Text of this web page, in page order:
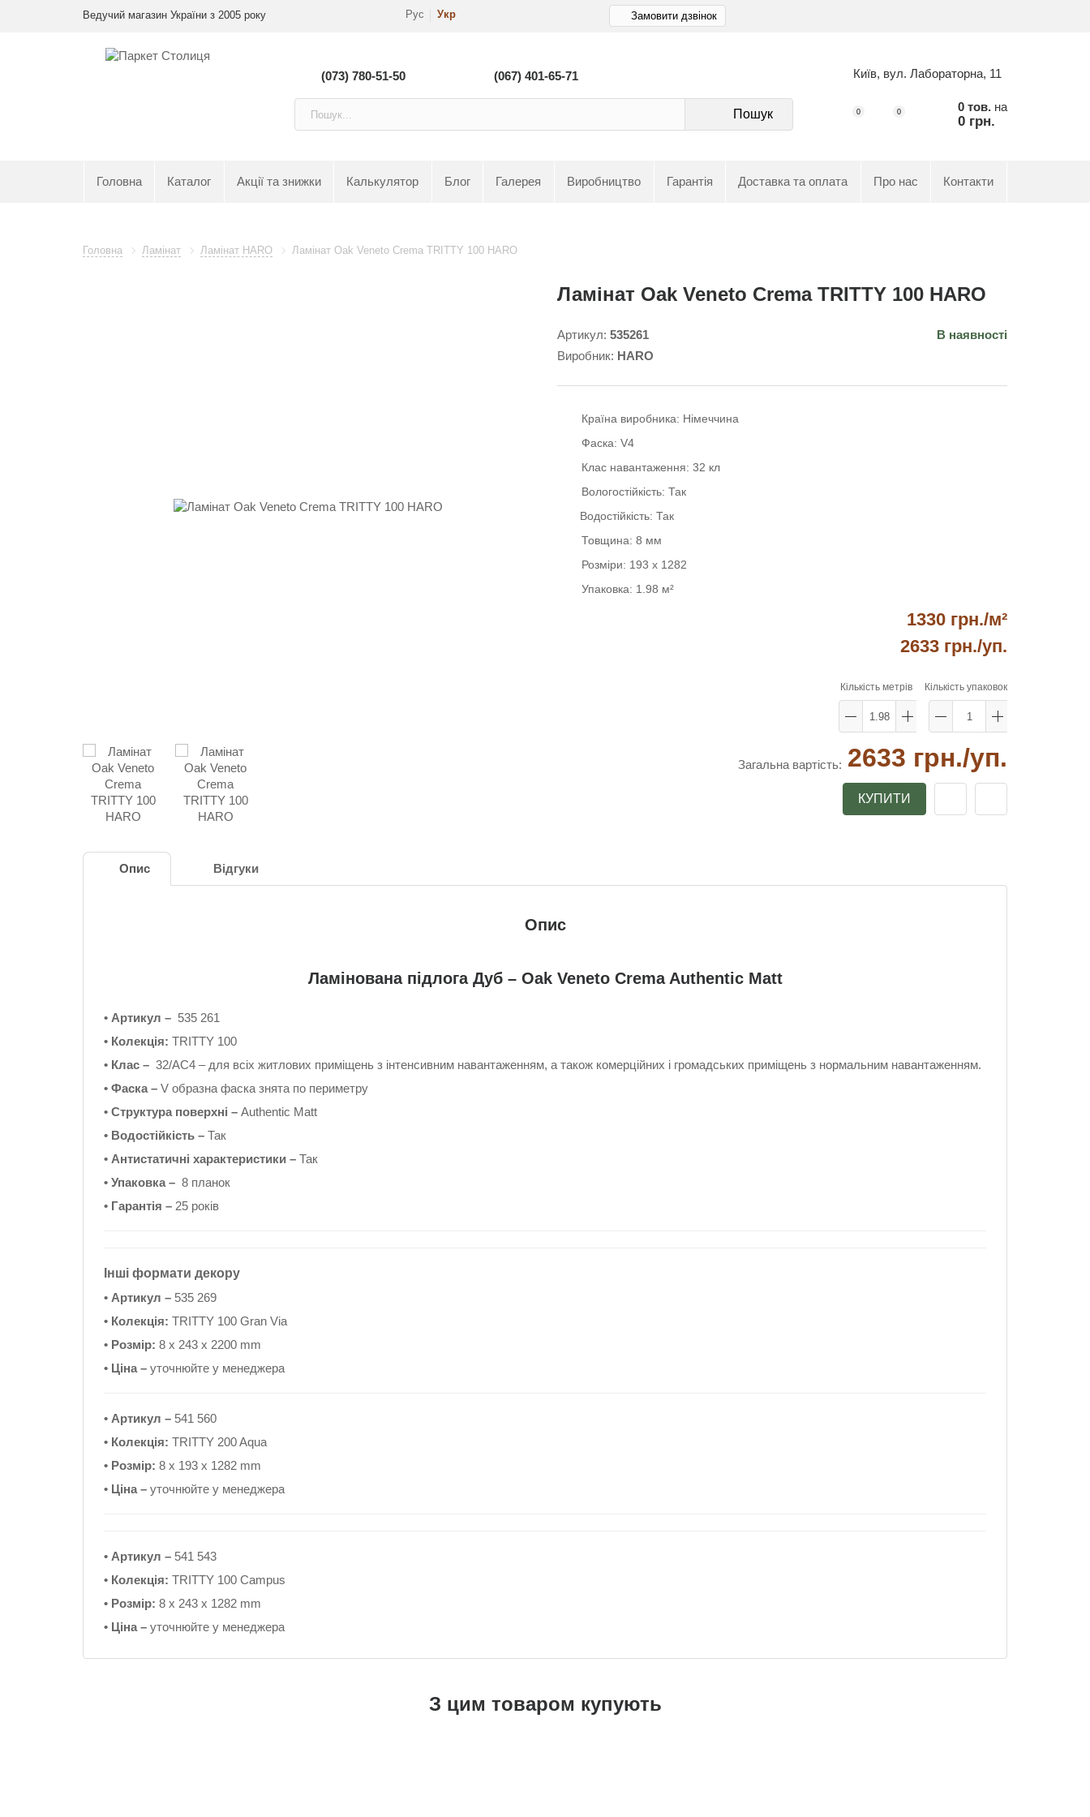
Ведучий магазин України з 2005 року Рус Укр Замовити дзвінок
(073) 780-51-50 (067) 401-65-71 Київ, вул. Лабораторна, 11
Пошук 0 0 0 тов. на
0 грн.
Головна Каталог Акції та знижки Калькулятор Блог Галерея Виробництво Гарантія Доставка та оплата Про нас Контакти
Головна Ламінат Ламінат HARO Ламінат Oak Veneto Crema TRITTY 100 HARO
Ламінат Oak Veneto Crema TRITTY 100 HARO
Артикул: 535261
В наявності
Виробник: HARO
Країна виробника: Німеччина
Фаска: V4
Клас навантаження: 32 кл
Вологостійкість: Так
Водостійкість: Так
Товщина: 8 мм
Розміри: 193 x 1282
Упаковка: 1.98 м²
1330 грн./м²
2633 грн./уп.
Кількість метрів Кількість упаковок
Загальна вартість: 2633 грн./уп.
КУПИТИ
Опис Відгуки
Опис
Ламінована підлога Дуб – Oak Veneto Crema Authentic Matt
• Артикул – 535 261
• Колекція: TRITTY 100
• Клас – 32/AC4 – для всіх житлових приміщень з інтенсивним навантаженням, а також комерційних і громадських приміщень з нормальним навантаженням.
• Фаска – V образна фаска знята по периметру
• Структура поверхні – Authentic Matt
• Водостійкість – Так
• Антистатичні характеристики – Так
• Упаковка – 8 планок
• Гарантія – 25 років
Інші формати декору
• Артикул – 535 269
• Колекція: TRITTY 100 Gran Via
• Розмір: 8 x 243 x 2200 mm
• Ціна – уточнюйте у менеджера
• Артикул – 541 560
• Колекція: TRITTY 200 Aqua
• Розмір: 8 x 193 x 1282 mm
• Ціна – уточнюйте у менеджера
• Артикул – 541 543
• Колекція: TRITTY 100 Campus
• Розмір: 8 x 243 x 1282 mm
• Ціна – уточнюйте у менеджера
З цим товаром купують